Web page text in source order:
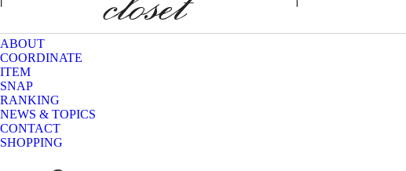
ABOUT
COORDINATE
ITEM
SNAP
RANKING
NEWS & TOPICS
CONTACT
SHOPPING